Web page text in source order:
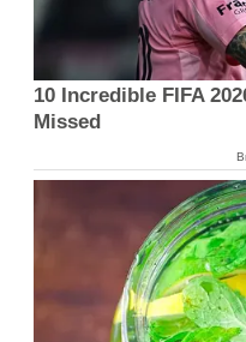
10 Incredible FIFA
Missed